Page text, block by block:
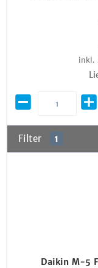
inkl.
Filter 1
Daikin M-5